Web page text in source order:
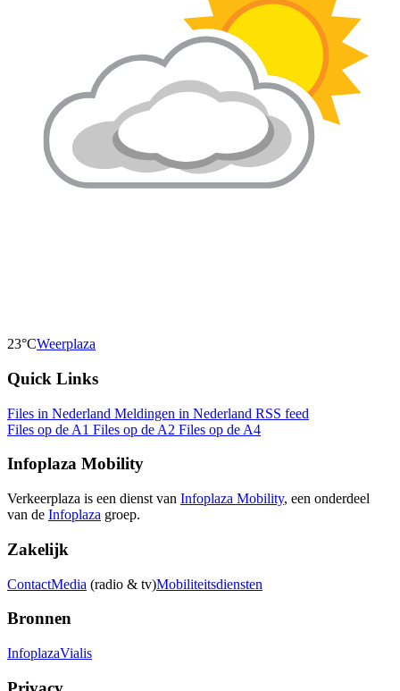
23°CWeerplaza
Quick Links
Files in Nederland Meldingen in Nederland RSS feed
Files op de A1 Files op de A2 Files op de A4
Infoplaza Mobility
Verkeerplaza is een dienst van Infoplaza Mobility, een onderdeel
van de Infoplaza groep.
Zakelijk
ContactMedia (radio & tv)Mobiliteitsdiensten
Bronnen
InfoplazaVialis